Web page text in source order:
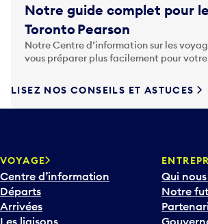
Notre guide complet pour
Toronto Pearson
Notre Centre d’information sur les
vous préparer plus facilement pour
LISEZ NOS CONSEILS ET ASTUCES
VOYAGE
Centre d’information
Départs
Arrivées
Les liaisons
Qui
Notre